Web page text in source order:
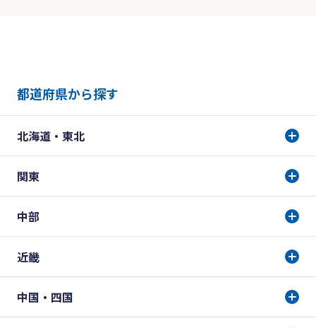
都道府県から探す
北海道・東北
関東
中部
近畿
中国・四国